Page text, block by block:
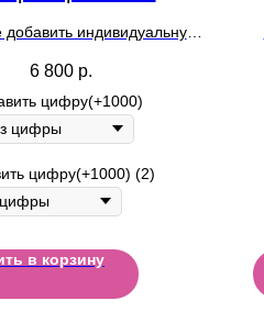
индивидуальную
6 800 р.
цифру(+1000)
цифру(+1000) (2)
в корзину